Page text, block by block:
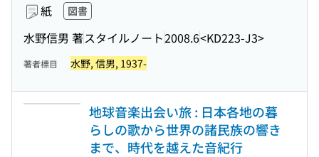
紙 図書
水野信男 著スタイルノート2008.6<KD223-J3>
著者標目 水野, 信男, 1937-
地球音楽出会い旅 : 日本各地の暮
らしの歌から世界の諸民族の響き
まで、時代を越えた音紀行